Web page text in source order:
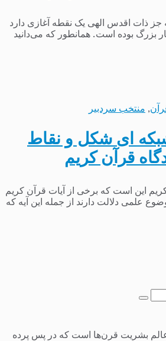
جز ذات اقدس الهی یک نقطه آغازی دارد
بزرگ بوده است. همانطور که می‌دانید
, منتخب سردبیر
ای شکل و نقاط
قرآن کریم
این است که برخی از آیات قرآن کریم
علمی دلالت دارند از جمله این آیه که
بشریت قرن‌ها است که در پس پرده